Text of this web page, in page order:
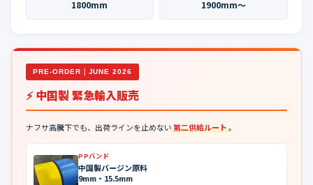
1800mm 1900mm〜
PRE-ORDER｜JUNE 2026
⚡ 中国製 緊急輸入販売
ナフサ高騰下でも、出荷ラインを止めない第二供給ルート。
PPバンド
中国製バージン原料
9mm・15.5mm